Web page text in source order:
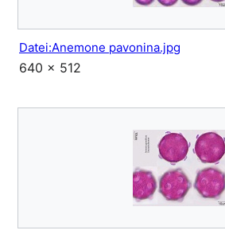
Datei:Anemone pavonina.jpg
640 × 512